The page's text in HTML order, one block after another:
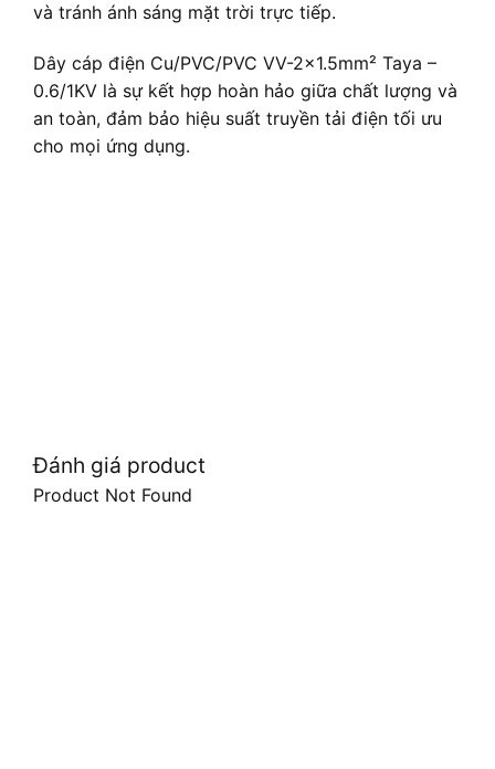
và tránh ánh sáng mặt trời trực tiếp.
Dây cáp điện Cu/PVC/PVC VV-2×1.5mm² Taya –
0.6/1KV là sự kết hợp hoàn hảo giữa chất lượng và
an toàn, đảm bảo hiệu suất truyền tải điện tối ưu
cho mọi ứng dụng.
Đánh giá product
Product Not Found